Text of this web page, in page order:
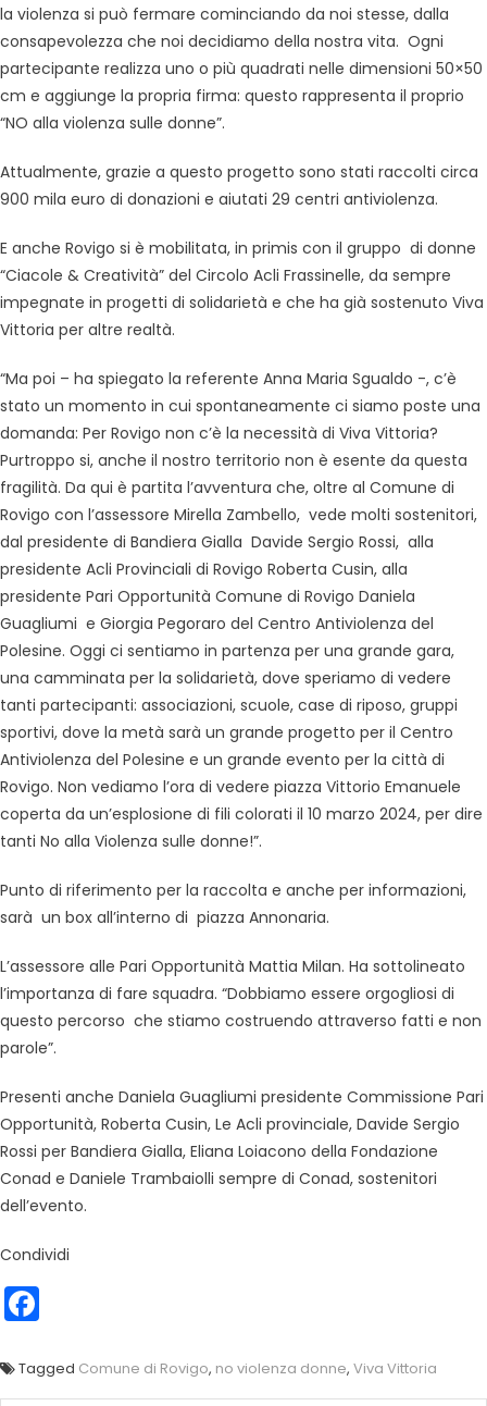
la violenza si può fermare cominciando da noi stesse, dalla
consapevolezza che noi decidiamo della nostra vita. Ogni
partecipante realizza uno o più quadrati nelle dimensioni 50×50
cm e aggiunge la propria firma: questo rappresenta il proprio
“NO alla violenza sulle donne”.
Attualmente, grazie a questo progetto sono stati raccolti circa
900 mila euro di donazioni e aiutati 29 centri antiviolenza.
E anche Rovigo si è mobilitata, in primis con il gruppo di donne
“Ciacole & Creatività” del Circolo Acli Frassinelle, da sempre
impegnate in progetti di solidarietà e che ha già sostenuto Viva
Vittoria per altre realtà.
“Ma poi – ha spiegato la referente Anna Maria Sgualdo -, c’è
stato un momento in cui spontaneamente ci siamo poste una
domanda: Per Rovigo non c’è la necessità di Viva Vittoria?
Purtroppo si, anche il nostro territorio non è esente da questa
fragilità. Da qui è partita l’avventura che, oltre al Comune di
Rovigo con l’assessore Mirella Zambello, vede molti sostenitori,
dal presidente di Bandiera Gialla Davide Sergio Rossi, alla
presidente Acli Provinciali di Rovigo Roberta Cusin, alla
presidente Pari Opportunità Comune di Rovigo Daniela
Guagliumi e Giorgia Pegoraro del Centro Antiviolenza del
Polesine. Oggi ci sentiamo in partenza per una grande gara,
una camminata per la solidarietà, dove speriamo di vedere
tanti partecipanti: associazioni, scuole, case di riposo, gruppi
sportivi, dove la metà sarà un grande progetto per il Centro
Antiviolenza del Polesine e un grande evento per la città di
Rovigo. Non vediamo l’ora di vedere piazza Vittorio Emanuele
coperta da un’esplosione di fili colorati il 10 marzo 2024, per dire
tanti No alla Violenza sulle donne!”.
Punto di riferimento per la raccolta e anche per informazioni,
sarà un box all’interno di piazza Annonaria.
L’assessore alle Pari Opportunità Mattia Milan. Ha sottolineato
l’importanza di fare squadra. “Dobbiamo essere orgogliosi di
questo percorso che stiamo costruendo attraverso fatti e non
parole”.
Presenti anche Daniela Guagliumi presidente Commissione Pari
Opportunità, Roberta Cusin, Le Acli provinciale, Davide Sergio
Rossi per Bandiera Gialla, Eliana Loiacono della Fondazione
Conad e Daniele Trambaiolli sempre di Conad, sostenitori
dell’evento.
Condividi
Tagged Comune di Rovigo, no violenza donne, Viva Vittoria